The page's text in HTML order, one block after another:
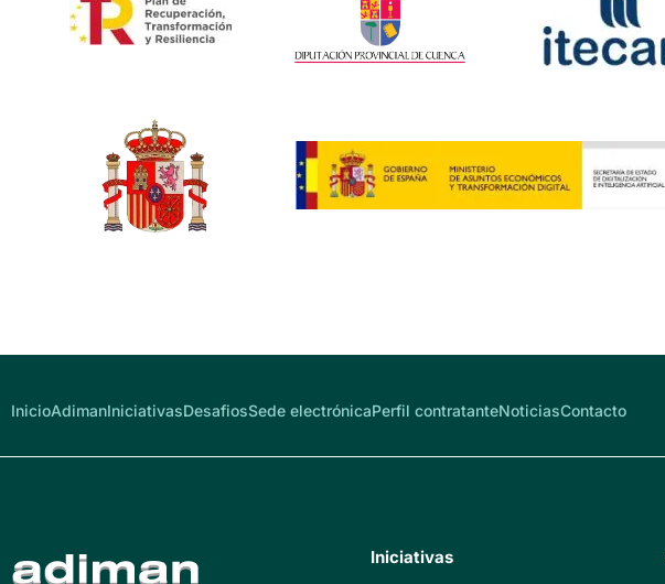
InicioAdimanIniciativasDesafiosSede electrónicaPerfil contratanteNoticiasContacto
Iniciativas